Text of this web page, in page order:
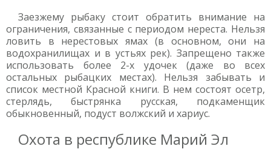
Заезжему рыбаку стоит обратить внимание на
ограничения, связанные с периодом нереста. Нельзя
ловить в нерестовых ямах (в основном, они на
водохранилищах и в устьях рек). Запрещено также
использовать более 2-х удочек (даже во всех
остальных рыбацких местах). Нельзя забывать и
список местной Красной книги. В нем состоят осетр,
стерлядь, быстрянка русская, подкаменщик
обыкновенный, подуст волжский и хариус.
Охота в республике Марий Эл